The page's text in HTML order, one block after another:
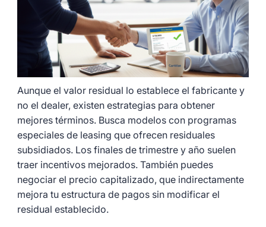
Aunque el valor residual lo establece el fabricante y
no el dealer, existen estrategias para obtener
mejores términos. Busca modelos con programas
especiales de leasing que ofrecen residuales
subsidiados. Los finales de trimestre y año suelen
traer incentivos mejorados. También puedes
negociar el precio capitalizado, que indirectamente
mejora tu estructura de pagos sin modificar el
residual establecido.